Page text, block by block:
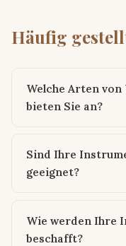
Häufig
Welche Arten
bieten Sie an?
Sind Ihre
geeignet?
Wie werden Ihre
beschafft?